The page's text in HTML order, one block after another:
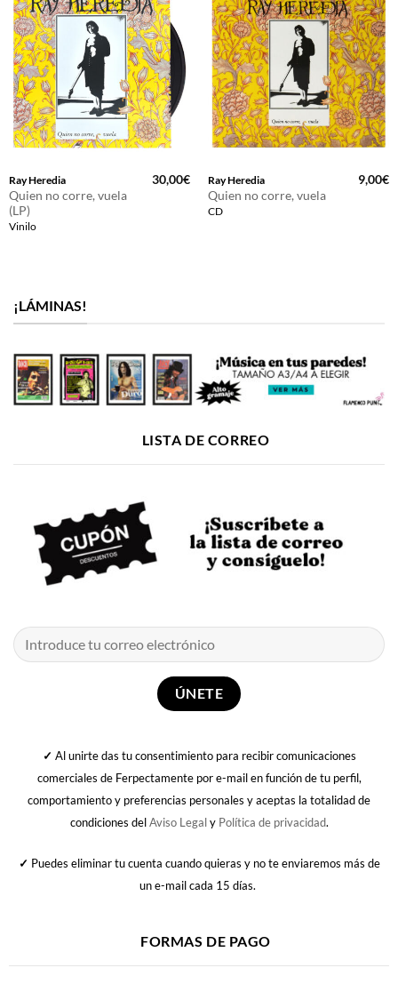
Ray Heredia
Quien no corre, vuela
(LP)
Vinilo
30,00€ Ray Heredia
Quien no corre, vuela
CD
9,00€
¡LÁMINAS!
LISTA DE CORREO
✓ Al unirte das tu consentimiento para recibir comunicaciones
comerciales de Ferpectamente por e-mail en función de tu perfil,
comportamiento y preferencias personales y aceptas la totalidad de
condiciones delAviso Legaly Política de privacidad.
✓ Puedes eliminar tu cuenta cuando quieras y no te enviaremos más de
un e-mail cada 15 días.
FORMAS DE PAGO